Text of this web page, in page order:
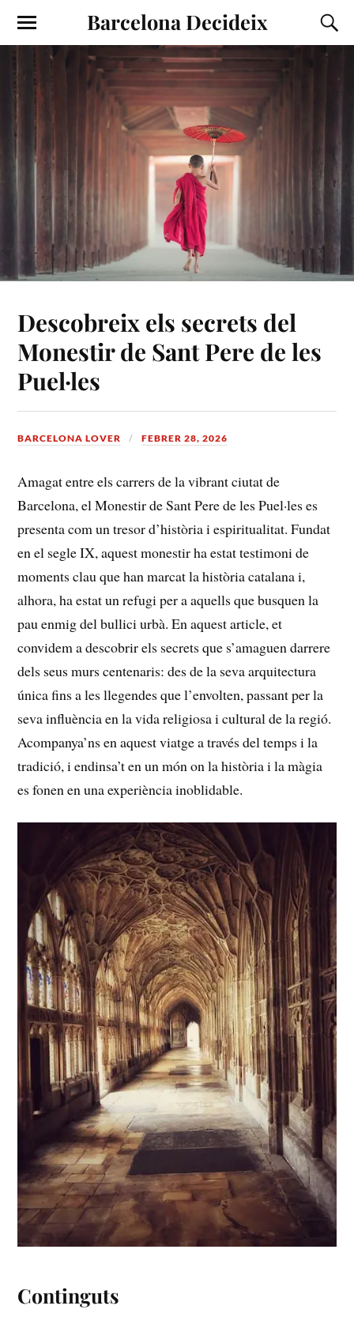
Barcelona Decideix
Descobreix els secrets del
Monestir de Sant Pere de les
Puel·les
BARCELONA LOVER FEBRER 28, 2026
Amagat⁣ entre els carrers de la vibrant ciutat de
⁢Barcelona, el Monestir de Sant Pere⁤ de‌ les ⁣Puel·les es​
presenta com ⁣un tresor d’història​ i espiritualitat. Fundat
en⁤ el ⁤segle IX, aquest monestir ha estat ‌testimoni de
moments clau ⁣que han marcat ⁢la història ‌catalana i,
alhora, ha estat un refugi per ⁤a ⁣aquells que busquen la
pau enmig del bullici urbà.‌ En aquest‍ article, et
convidem a descobrir els secrets que s’amaguen darrere⁢
dels seus murs centenaris: des de la seva‍ arquitectura
única fins a les llegendes ​que l’envolten, passant per la
seva‌ influència en la vida religiosa‌ i cultural de la ⁤regió.
Acompanya’ns en aquest⁢ viatge a ⁣través ​del temps i la
tradició, i endinsa’t en un ‍món on la​ història ⁤i la màgia
es fonen en una experiència inoblidable.
Continguts